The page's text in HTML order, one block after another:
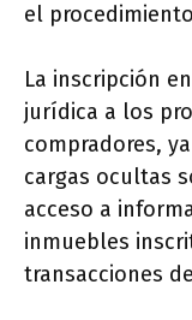
el
La inscripción
jurídica a los
compradores,
cargas ocultas
acceso a
inmuebles
transacciones